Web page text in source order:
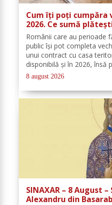
Cum îți poți cumpăra
2026. Ce sumă
documente trebuie
Românii care au perioade
public își pot completa
unui contract cu casa
disponibilă și în 2026, însă
condițiile prevăzute de
minim brut...
8 august 2026
SINAXAR – 8 August
Alexandru din